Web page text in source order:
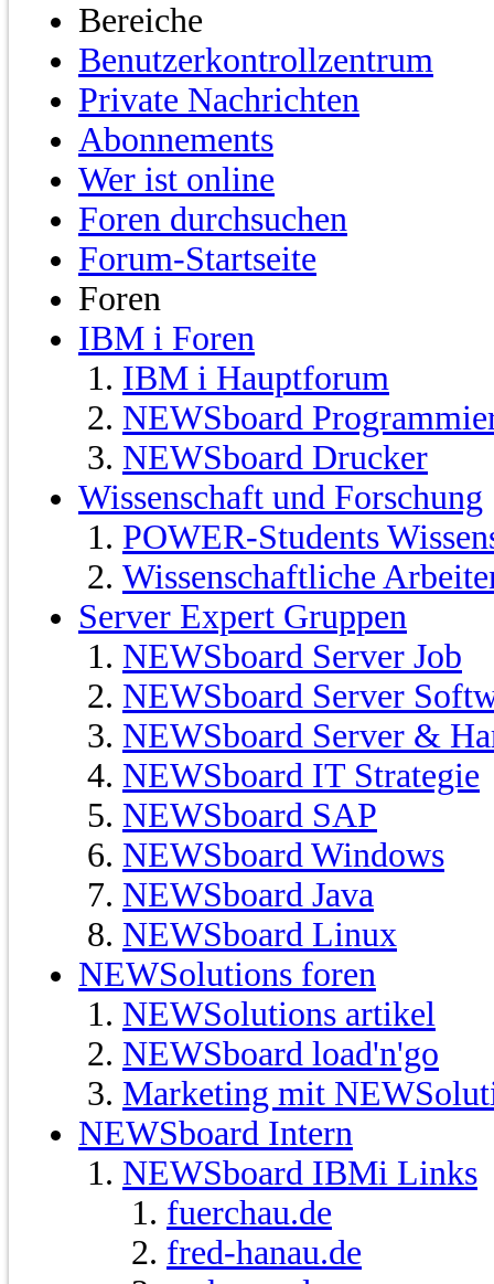
Bereiche
Benutzerkontrollzentrum
Private Nachrichten
Abonnements
Wer ist online
Foren durchsuchen
Forum-Startseite
Foren
IBM i Foren
IBM i Hauptforum
NEWSboard
NEWSboard Drucker
Wissenschaft und Forschung
POWER-Students
Wissenschaftliche
Server Expert Gruppen
NEWSboard Server Job
NEWSboard Server
NEWSboard Server &
NEWSboard IT Strategie
NEWSboard SAP
NEWSboard Windows
NEWSboard Java
NEWSboard Linux
NEWSolutions foren
NEWSolutions artikel
NEWSboard load'n'go
Marketing mit
NEWSboard Intern
NEWSboard IBMi Links
fuerchau.de
fred-hanau.de